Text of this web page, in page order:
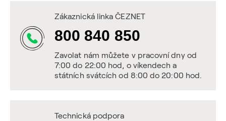
Zákaznická linka ČEZNET
800 840 850
Zavolat nám můžete v pracovní dny od
7:00 do 22:00 hod, o víkendech a
státních svátcích od 8:00 do 20:00 hod.
Technická podpora